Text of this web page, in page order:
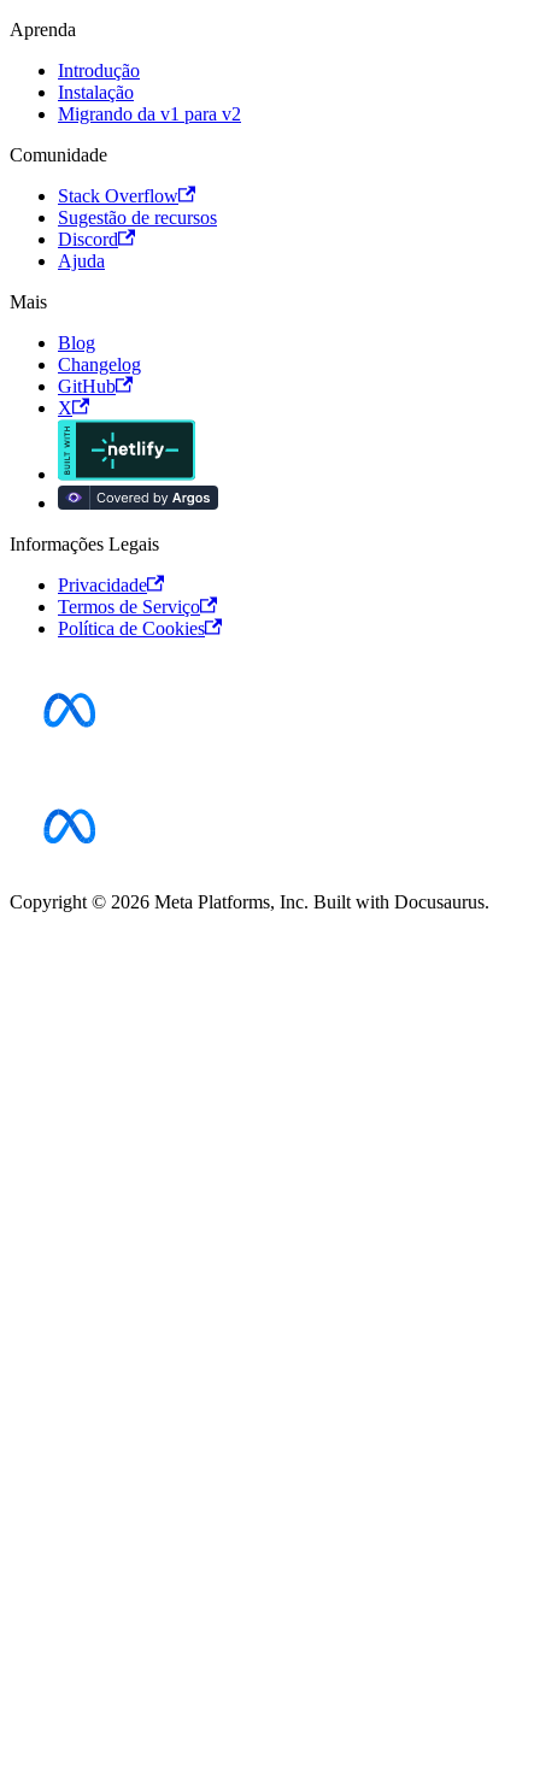
Aprenda
Introdução
Instalação
Migrando da v1 para v2
Comunidade
Stack Overflow
Sugestão de recursos
Discord
Ajuda
Mais
Blog
Changelog
GitHub
X
Informações Legais
Privacidade
Termos de Serviço
Política de Cookies
Copyright © 2026 Meta Platforms, Inc. Built with Docusaurus.